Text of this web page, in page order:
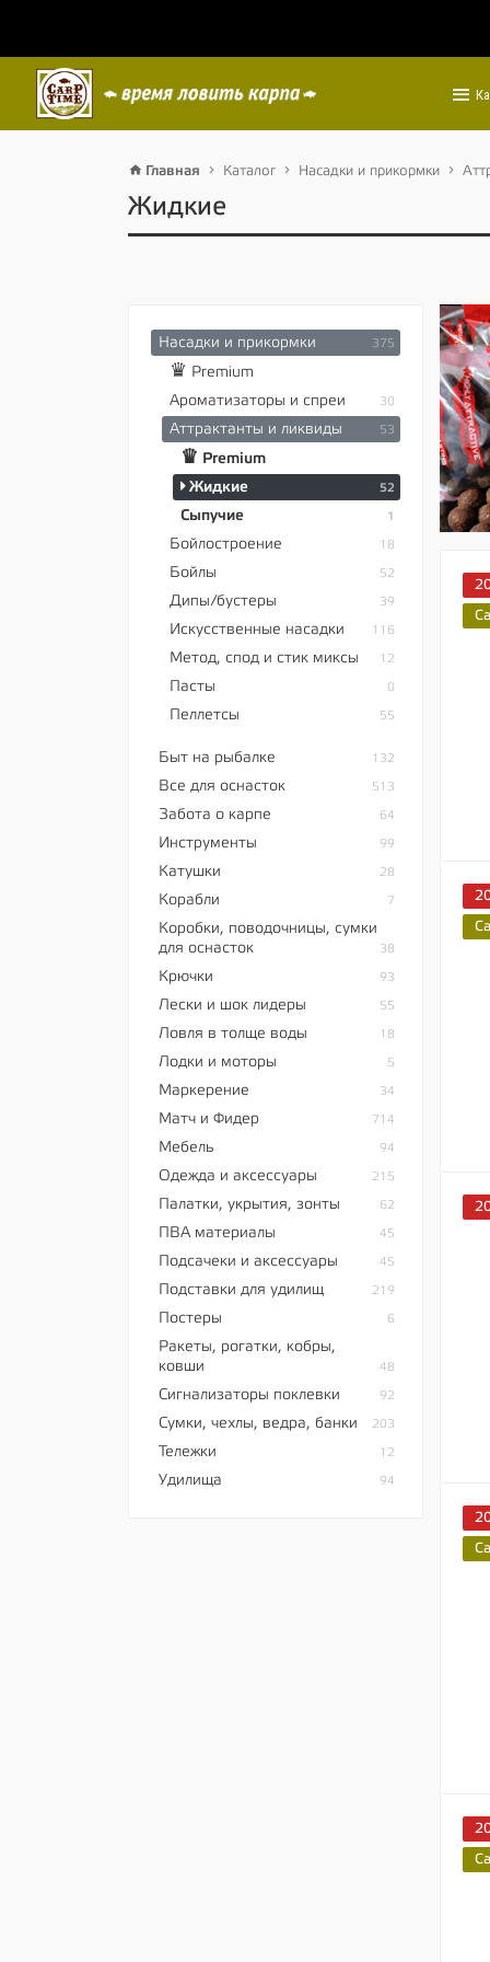
Главная Каталог Насадки и прикормки
Жидкие
Насадки и прикормки 375
♛ Premium
Ароматизаторы и спреи
30
Аттрактанты и ликвиды 53
♛ Premium
Жидкие
52
Сыпучие 1
Бойлостроение 18
Бойлы 52
Дипы/бустеры 39
Искусственные насадки 116
Метод, спод и стик миксы 12
Пасты 0
Пеллетсы 55
Быт на рыбалке 132
Все для оснасток 513
Забота о карпе 64
Инструменты 99
Катушки 28
Корабли 7
Коробки, поводочницы, сумки
для оснасток
38
Крючки 93
Лески и шок лидеры 55
Ловля в толще воды 18
Лодки и моторы 5
Маркерение 34
Матч и Фидер 714
Мебель 94
Одежда и аксессуары 215
Палатки, укрытия, зонты 62
ПВА материалы 45
Подсачеки и аксессуары 45
Подставки для удилищ 219
Постеры 6
Ракеты, рогатки, кобры,
ковши
48
Сигнализаторы поклевки 92
Сумки, чехлы, ведра, банки 203
Тележки 12
Удилища 94